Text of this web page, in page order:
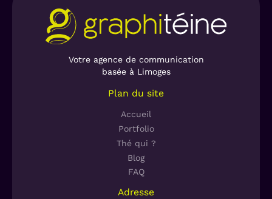
Votre agence de communication
basée à Limoges
Plan du site
Accueil
Portfolio
Thé qui ?
Blog
FAQ
Adresse